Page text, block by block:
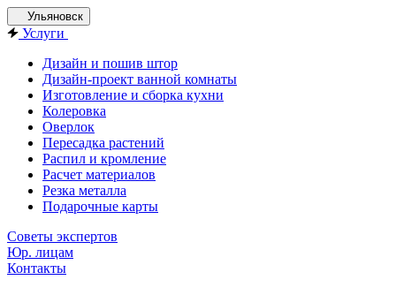
Ульяновск
Услуги
Дизайн и пошив штор
Дизайн-проект ванной комнаты
Изготовление и сборка кухни
Колеровка
Оверлок
Пересадка растений
Распил и кромление
Расчет материалов
Резка металла
Подарочные карты
Советы экспертов
Юр. лицам
Контакты